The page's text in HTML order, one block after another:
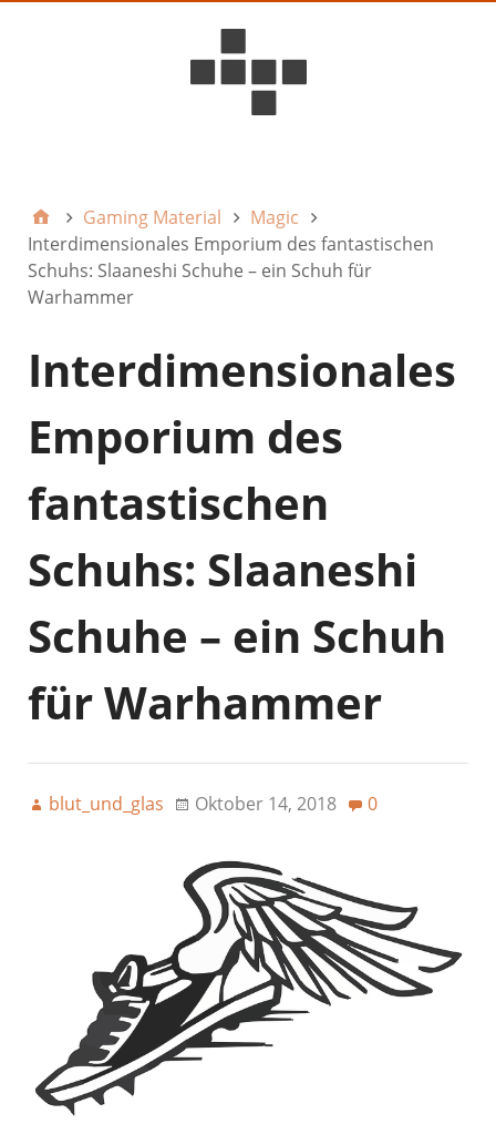
Gaming Material
Magic
Interdimensionales Emporium des fantastischen
Schuhs: Slaaneshi Schuhe – ein Schuh für
Warhammer
Interdimensionales
Emporium des
fantastischen
Schuhs: Slaaneshi
Schuhe – ein Schuh
für Warhammer
blut_und_glas Oktober 14, 2018 0